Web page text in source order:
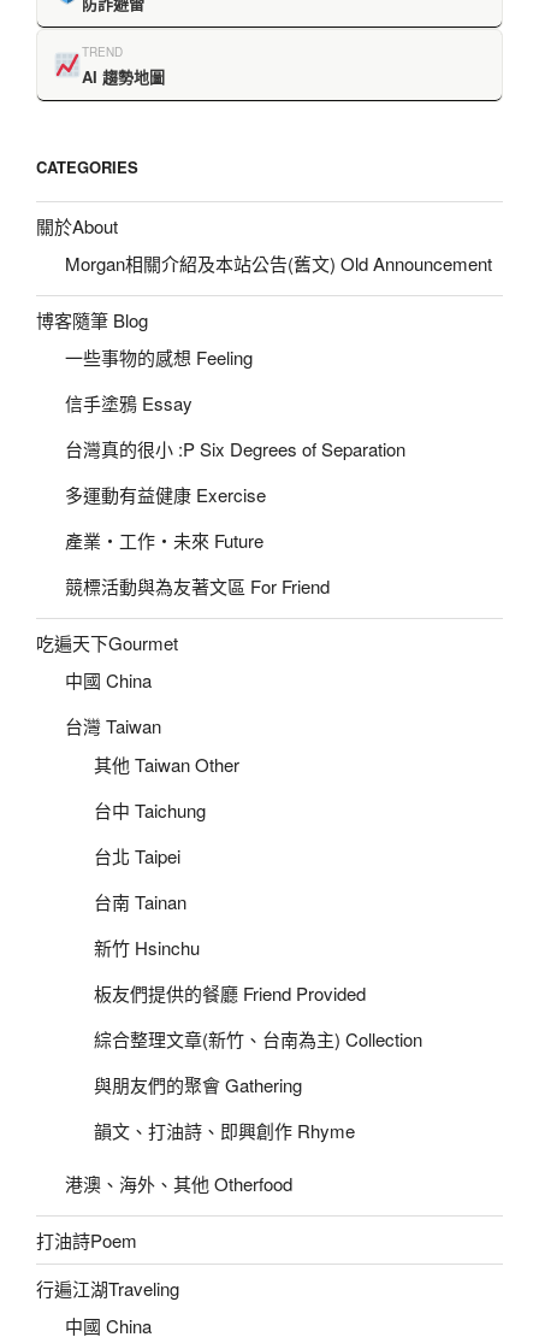
TREND
AI 趨勢地圖
CATEGORIES
關於About
Morgan相關介紹及本站公告(舊文) Old Announcement
博客隨筆 Blog
一些事物的感想 Feeling
信手塗鴉 Essay
台灣真的很小 :P Six Degrees of Separation
多運動有益健康 Exercise
產業‧工作‧未來 Future
競標活動與為友著文區 For Friend
吃遍天下Gourmet
中國 China
台灣 Taiwan
其他 Taiwan Other
台中 Taichung
台北 Taipei
台南 Tainan
新竹 Hsinchu
板友們提供的餐廳 Friend Provided
綜合整理文章(新竹、台南為主) Collection
與朋友們的聚會 Gathering
韻文、打油詩、即興創作 Rhyme
港澳、海外、其他 Otherfood
打油詩Poem
行遍江湖Traveling
中國 China